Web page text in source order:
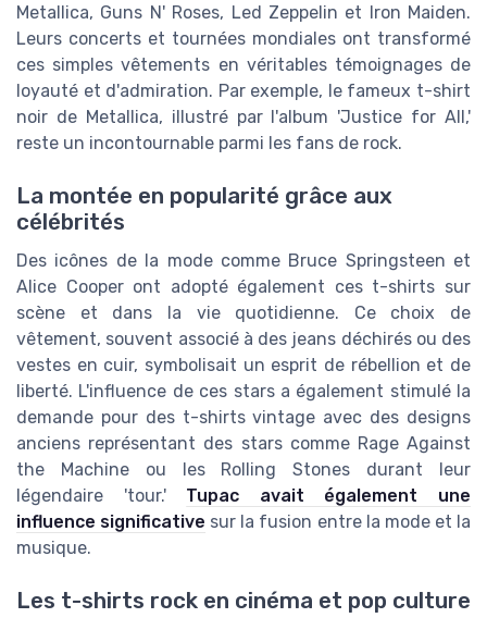
Metallica, Guns N' Roses, Led Zeppelin et Iron Maiden.
Leurs concerts et tournées mondiales ont transformé
ces simples vêtements en véritables témoignages de
loyauté et d'admiration. Par exemple, le fameux t-shirt
noir de Metallica, illustré par l'album 'Justice for All,'
reste un incontournable parmi les fans de rock.
La montée en popularité grâce aux
célébrités
Des icônes de la mode comme Bruce Springsteen et
Alice Cooper ont adopté également ces t-shirts sur
scène et dans la vie quotidienne. Ce choix de
vêtement, souvent associé à des jeans déchirés ou des
vestes en cuir, symbolisait un esprit de rébellion et de
liberté. L'influence de ces stars a également stimulé la
demande pour des t-shirts vintage avec des designs
anciens représentant des stars comme Rage Against
the Machine ou les Rolling Stones durant leur
légendaire 'tour.' Tupac avait également une
influence significative sur la fusion entre la mode et la
musique.
Les t-shirts rock en cinéma et pop culture